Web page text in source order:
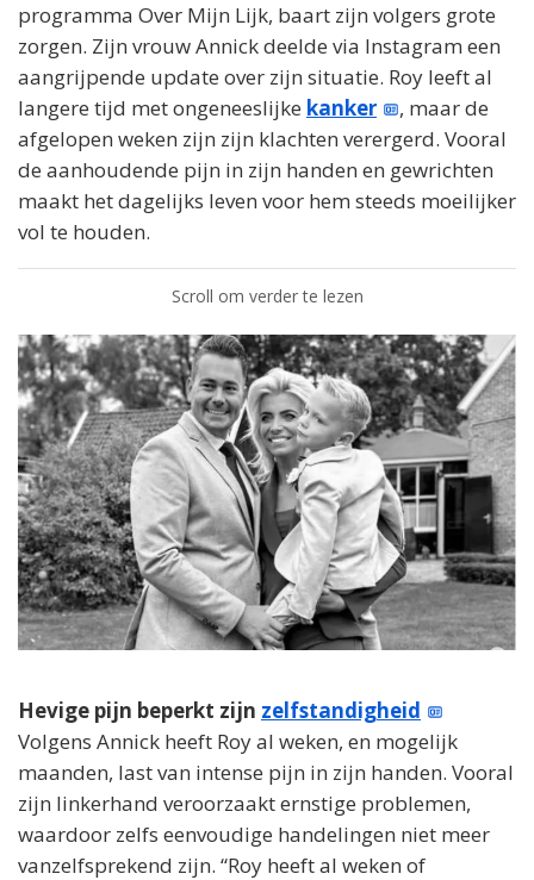
programma Over Mijn Lijk, baart zijn volgers grote
zorgen. Zijn vrouw Annick deelde via Instagram een
aangrijpende update over zijn situatie. Roy leeft al
langere tijd met ongeneeslijke kanker
, maar de
afgelopen weken zijn zijn klachten verergerd. Vooral
de aanhoudende pijn in zijn handen en gewrichten
maakt het dagelijks leven voor hem steeds moeilijker
vol te houden.
Scroll om verder te lezen
Hevige pijn beperkt zijn zelfstandigheid
Volgens Annick heeft Roy al weken, en mogelijk
maanden, last van intense pijn in zijn handen. Vooral
zijn linkerhand veroorzaakt ernstige problemen,
waardoor zelfs eenvoudige handelingen niet meer
vanzelfsprekend zijn. “Roy heeft al weken of